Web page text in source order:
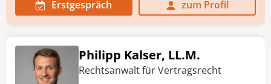
Erstgespräch zum Profil
Philipp Kalser, LL.M.
Rechtsanwalt für Vertragsrecht